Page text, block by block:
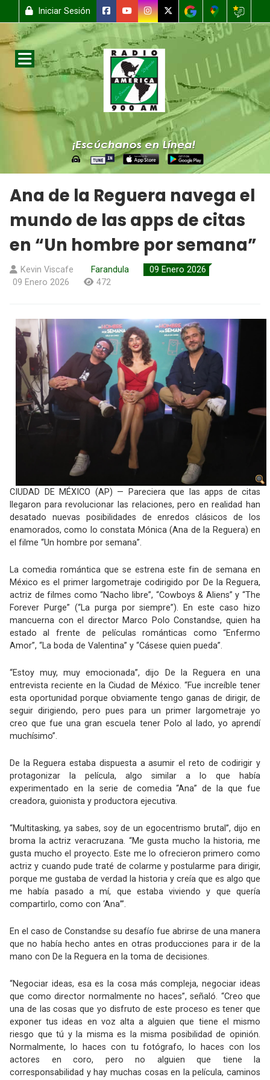
Iniciar Sesión
Ana de la Reguera navega el
mundo de las apps de citas
en “Un hombre por semana”
Kevin Viscafe Farandula
09 Enero 2026
09 Enero 2026
472
CIUDAD DE MÉXICO (AP) — Pareciera que las apps de citas
llegaron para revolucionar las relaciones, pero en realidad han
desatado nuevas posibilidades de enredos clásicos de los
enamorados, como lo constata Mónica (Ana de la Reguera) en
el filme “Un hombre por semana”.
La comedia romántica que se estrena este fin de semana en
México es el primer largometraje codirigido por De la Reguera,
actriz de filmes como “Nacho libre”, “Cowboys & Aliens” y “The
Forever Purge” (“La purga por siempre”). En este caso hizo
mancuerna con el director Marco Polo Constandse, quien ha
estado al frente de películas románticas como “Enfermo
Amor”, “La boda de Valentina” y “Cásese quien pueda”.
“Estoy muy, muy emocionada”, dijo De la Reguera en una
entrevista reciente en la Ciudad de México. “Fue increíble tener
esta oportunidad porque obviamente tengo ganas de dirigir, de
seguir dirigiendo, pero pues para un primer largometraje yo
creo que fue una gran escuela tener Polo al lado, yo aprendí
muchísimo”.
De la Reguera estaba dispuesta a asumir el reto de codirigir y
protagonizar la película, algo similar a lo que había
experimentado en la serie de comedia “Ana” de la que fue
creadora, guionista y productora ejecutiva.
“Multitasking, ya sabes, soy de un egocentrismo brutal”, dijo en
broma la actriz veracruzana. “Me gusta mucho la historia, me
gusta mucho el proyecto. Este me lo ofrecieron primero como
actriz y cuando pude traté de colarme y postularme para dirigir,
porque me gustaba de verdad la historia y creía que es algo que
me había pasado a mí, que estaba viviendo y que quería
compartirlo, como con ‘Ana’”.
En el caso de Constandse su desafío fue abrirse de una manera
que no había hecho antes en otras producciones para ir de la
mano con De la Reguera en la toma de decisiones.
“Negociar ideas, esa es la cosa más compleja, negociar ideas
que como director normalmente no haces”, señaló. “Creo que
una de las cosas que yo disfruto de este proceso es tener que
exponer tus ideas en voz alta a alguien que tiene el mismo
riesgo que tú y la misma es la misma posibilidad de opinión.
Normalmente, lo haces con tu fotógrafo, lo haces con los
actores en coro, pero no alguien que tiene la
corresponsabilidad y hay muchas cosas en la película, caminos